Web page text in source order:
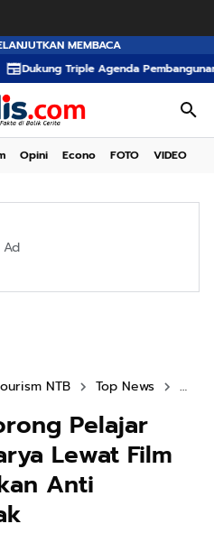
MEMBACA
Triple Agenda Pembangunan,
Opini Econo FOTO VIDEO
Ad
NTB Top News
Pelajar
Lewat Film
Anti